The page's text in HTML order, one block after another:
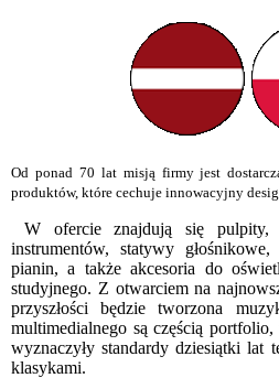
Od ponad 70 lat misją firmy jest
produktów, które cechuje innowacyjny
W ofercie znajdują się
instrumentów, statywy
pianin, a także akcesoria do
studyjnego. Z otwarciem na
przyszłości będzie tworzona
multimedialnego są częścią
wyznaczyły standardy dziesiątki lat
klasykami.